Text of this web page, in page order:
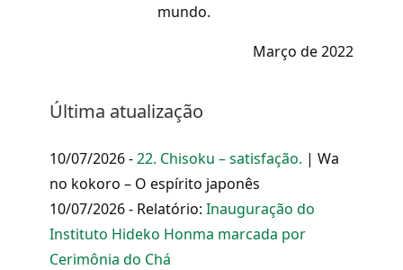
mundo.
Março de 2022
Última atualização
10/07/2026 -22. Chisoku – satisfação. | Wa
no kokoro – O espírito japonês
10/07/2026 - Relatório: Inauguração do
Instituto Hideko Honma marcada por
Cerimônia do Chá